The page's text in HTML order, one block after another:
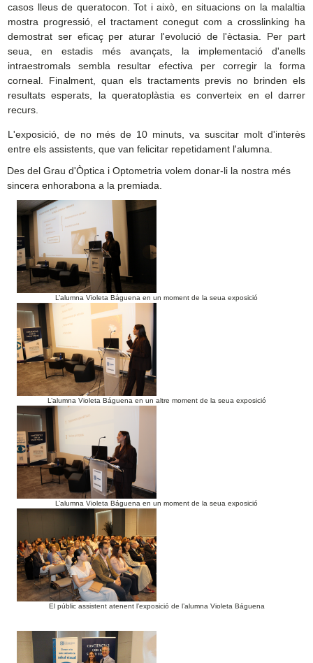
casos lleus de queratocon. Tot i això, en situacions on la malaltia
mostra progressió, el tractament conegut com a crosslinking ha
demostrat ser eficaç per aturar l'evolució de l'èctasia. Per part
seua, en estadis més avançats, la implementació d'anells
intraestromals sembla resultar efectiva per corregir la forma
corneal. Finalment, quan els tractaments previs no brinden els
resultats esperats, la queratoplàstia es converteix en el darrer
recurs.
L'exposició, de no més de 10 minuts, va suscitar molt d'interès
entre els assistents, que van felicitar repetidament l'alumna.
Des del Grau d'Òptica i Optometria volem donar-li la nostra més
sincera enhorabona a la premiada.
L’alumna Violeta Báguena en un moment de la seua exposició
L’alumna Violeta Báguena en un altre moment de la seua exposició
L’alumna Violeta Báguena en un moment de la seua exposició
El públic assistent atenent l’exposició de l’alumna Violeta Báguena